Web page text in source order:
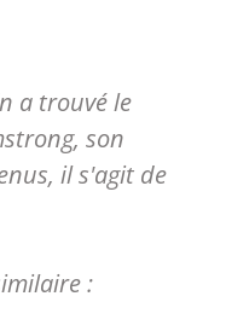
a trouvé le
son
il s'agit de
: